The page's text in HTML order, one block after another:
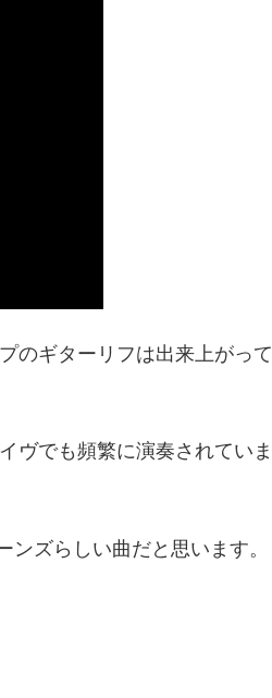
のギターリフは出来上がって
ヴでも頻繁に演奏されていま
ズらしい曲だと思います。